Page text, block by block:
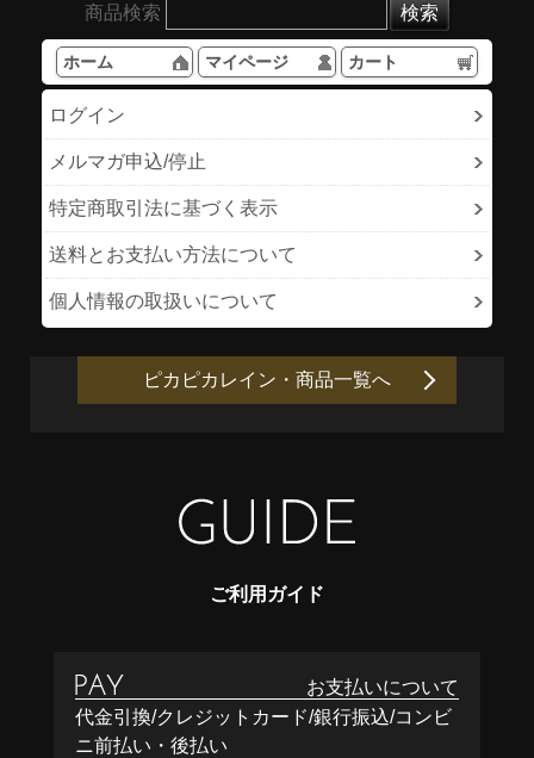
商品検索
ホーム マイページ カート
ログイン
メルマガ申込/停止
特定商取引法に基づく表示
送料とお支払い方法について
個人情報の取扱いについて
ピカピカレイン・商品一覧へ
ご利用ガイド
お支払いについて
代金引換/クレジットカード/銀行振込/コンビ
ニ前払い・後払い